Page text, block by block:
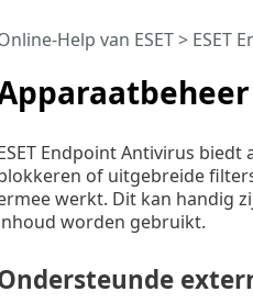
Help van ESET> ESET
Endpoint Antivirus
of uitgebreide
werkt. Dit kan handig
worden gebruikt.